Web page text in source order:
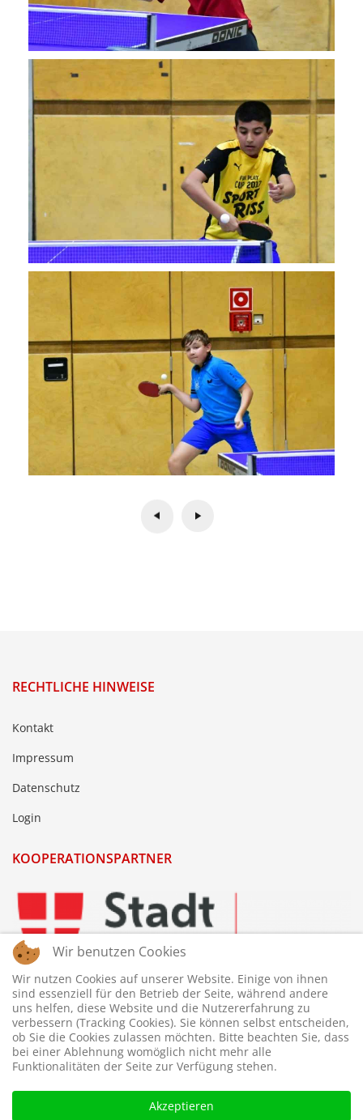
RECHTLICHE HINWEISE
Kontakt
Impressum
Datenschutz
Login
KOOPERATIONSPARTNER
Wir benutzen Cookies
Wir nutzen Cookies auf unserer Website. Einige von ihnen
sind essenziell für den Betrieb der Seite, während andere
uns helfen, diese Website und die Nutzererfahrung zu
verbessern (Tracking Cookies). Sie können selbst entscheiden,
ob Sie die Cookies zulassen möchten. Bitte beachten Sie, dass
bei einer Ablehnung womöglich nicht mehr alle
Funktionalitäten der Seite zur Verfügung stehen.
Akzeptieren